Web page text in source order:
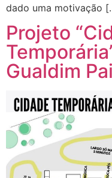
dado uma motivação
Projeto
Gualdim